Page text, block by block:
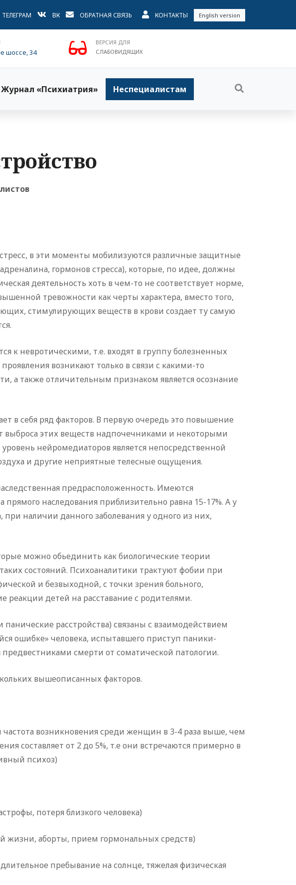
ТЕЛЕГРАМ ВК ОБРАТНАЯ СВЯЗЬ КОНТАКТЫ English version
шоссе, 34
ВЕРСИЯ ДЛЯ
СЛАБОВИДЯЩИХ
Журнал «Психиатрия» Неспециалистам
в эти моменты мобилизуются различные защитные
гормонов стресса), которые, по идее, должны
деятельность хоть в чем-то не соответствует норме,
тревожности как черты характера, вместо того,
стимулирующих веществ в крови создает ту самую
к невротическими, т.е. входят в группу болезненных
возникают только в связи с какими-то
а также отличительным признаком является осознание
в себя ряд факторов. В первую очередь это повышение
выброса этих веществ надпочечниками и некоторыми
нейромедиаторов является непосредственной
и другие неприятные телесные ощущения.
предрасположенность. Имеются
наследования приблизительно равна 15-17%. А у
наличии данного заболевания у одного из них,
можно обьединить как биологические теории
состояний. Психоаналитики трактуют фобии при
и безвыходной, с точки зрения больного,
реакции детей на расставание с родителями.
расстройства) связаны с взаимодействием
ошибке» человека, испытавшего приступ паники-
смерти от соматической патологии.
вышеописанных факторов.
частота возникновения среди женщин в 3-4 раза выше, чем
составляет от 2 до 5%, т.е они встречаются примерно в
психоз)
потеря близкого человека)
жизни, аборты, прием гормональных средств)
пребывание на солнце, тяжелая физическая